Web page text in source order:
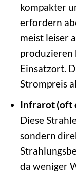
kompakter
erfordern
meist leiser
produzieren
Einsatzort.
Strompreis
Infrarot (oft
Diese
sondern
da weniger